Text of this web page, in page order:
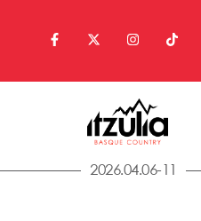
2026.04.06-11